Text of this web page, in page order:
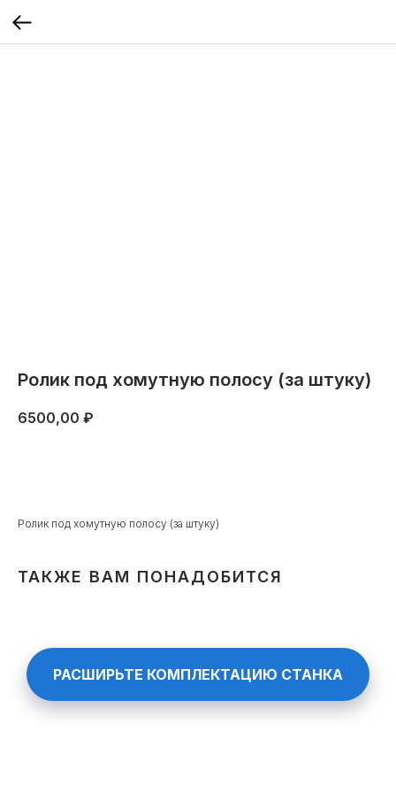
Ролик под хомутную полосу (за штуку)
6500,00 ₽
Ролик под хомутную полосу (за штуку)
ТАКЖЕ ВАМ ПОНАДОБИТСЯ
РАСШИРЬТЕ КОМПЛЕКТАЦИЮ СТАНКА